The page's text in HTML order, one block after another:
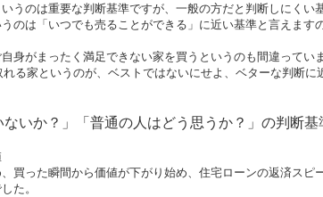
うのは重要な判断基準ですが、一般の方だと判断しにくい
のは「いつでも売ることができる」に近い基準と言えま
身がまったく満足できない家を買うというのも間違っていま
れる家というのが、ベストではないにせよ、ベターな判断に
ないか？」「普通の人はどう思うか？」の判断基
買った瞬間から価値が下がり始め、住宅ローンの返済ス
た。